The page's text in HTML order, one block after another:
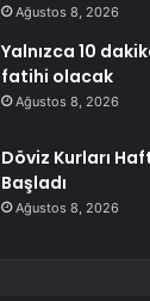
Ağustos 8, 2026
Yalnızca 10
fatihi olacak
Ağustos 8, 2026
Döviz Kurları
Başladı
Ağustos 8, 2026